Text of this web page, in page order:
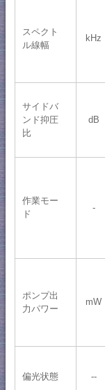
スペクト
ル線幅
kHz
サイドバ
ンド抑圧
比
dB
作業モー
ド
-
ポンプ出
力パワー
mW
偏光状態 --